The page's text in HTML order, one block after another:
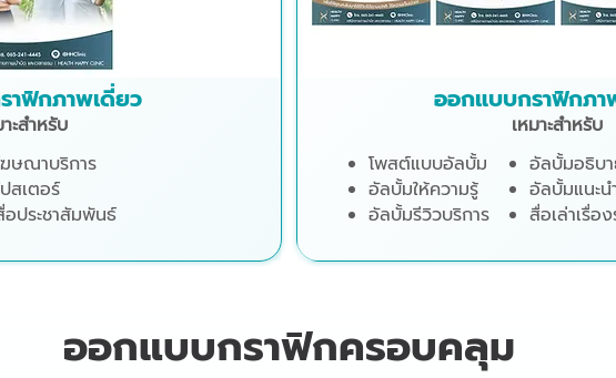
าฟิกภาพเดี่ยว
ะสำหรับ
ฆษณาบริการ
สเตอร์
อประชาสัมพันธ์
ออกแบบกราฟิกภ
เหมาะสำหรับ
โพสต์แบบอัลบั้ม
อัลบั้มให้ความรู้
อัลบั้มรีวิวบริการ
อัลบั้มอธิบ
อัลบั้มแนะน
สื่อเล่าเรื่อ
ออกแบบกราฟิกครอบคลุม